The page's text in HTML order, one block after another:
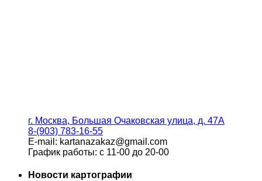
г. Москва, Большая Очаковская улица, д. 47А
8-(903) 783-16-55
E-mail: kartanazakaz@gmail.com
График работы: с 11-00 до 20-00
Новости картографии